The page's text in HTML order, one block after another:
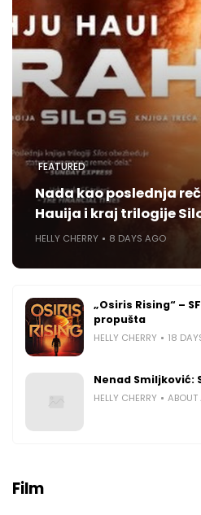
FEATURED
Nada kao poslednja
Hauija i kraj trilogije
HELLY CHERRY 8 DAYS AGO
„Osiris Rising“ –
propušta
HELLY CHERRY 18
Nenad Smiljković:
HELLY CHERRY
Film